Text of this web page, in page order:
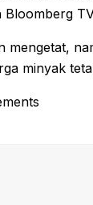
minyak